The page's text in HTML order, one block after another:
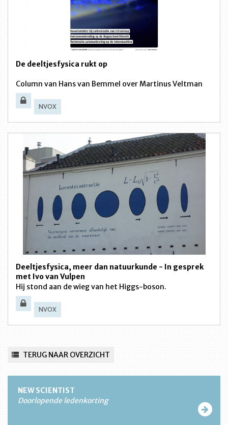
De deeltjesfysica rukt op
Column van Hans van Bemmel over Martinus Veltman
NVOX
Deeltjesfysica, meer dan natuurkunde - In gesprek
met Ivo van Vulpen
Hij stond aan de wieg van het Higgs-boson.
NVOX
TERUG NAAR OVERZICHT
NEW SCIENTIST
Doorlopende ledenkorting